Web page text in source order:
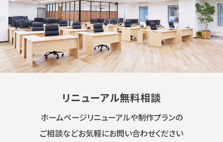
リニューアル無料相談
ホームページリニューアルや制作プランの
ご相談などお気軽にお問い合わせください